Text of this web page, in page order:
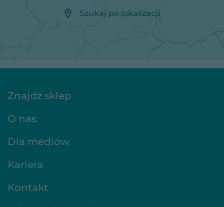
Szukaj po lokalizacji
Znajdź sklep
O nas
Dla mediów
Kariera
Kontakt